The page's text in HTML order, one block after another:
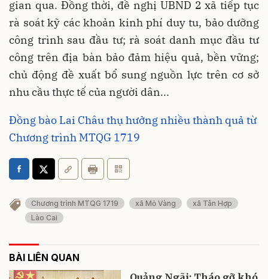
gian qua. Đồng thời, đề nghị UBND 2 xã tiếp tục
rà soát kỹ các khoản kinh phí duy tu, bảo dưỡng
công trình sau đầu tư; rà soát danh mục đầu tư
công trên địa bàn bảo đảm hiệu quả, bền vững;
chủ động đề xuất bổ sung nguồn lực trên cơ sở
nhu cầu thực tế của người dân...
Đồng bào Lai Châu thụ hưởng nhiều thành quả từ
Chương trình MTQG 1719
Chương trình MTQG 1719 xã Mỏ Vàng
xã Tân Hợp
Lào Cai
BÀI LIÊN QUAN